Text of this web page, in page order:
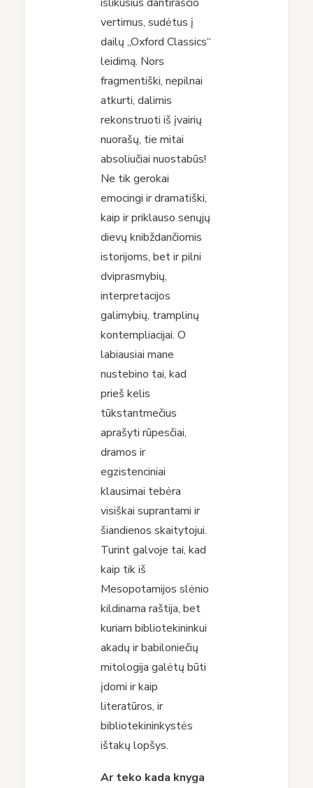
vertimus, sudėtus į
dailų „Oxford Classics“
leidimą. Nors
fragmentiški, nepilnai
atkurti, dalimis
rekonstruoti iš įvairių
nuorašų, tie mitai
absoliučiai nuostabūs!
Ne tik gerokai
emocingi ir dramatiški,
kaip ir priklauso senųjų
dievų knibždančiomis
istorijoms, bet ir pilni
dviprasmybių,
interpretacijos
galimybių, tramplinų
kontempliacijai. O
labiausiai mane
nustebino tai, kad
prieš kelis
tūkstantmečius
aprašyti rūpesčiai,
dramos ir
egzistenciniai
klausimai tebėra
visiškai suprantami ir
šiandienos skaitytojui.
Turint galvoje tai, kad
kaip tik iš
Mesopotamijos slėnio
kildinama raštija, bet
kuriam bibliotekininkui
akadų ir babiloniečių
mitologija galėtų būti
įdomi ir kaip
literatūros, ir
bibliotekininkystės
ištakų lopšys.
Ar teko kada knyga